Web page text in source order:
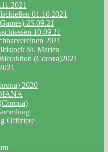
01.10.2021
25.09.21
10.09.21
2021
St. Marien
(Corona)2021
2020
Offiziere